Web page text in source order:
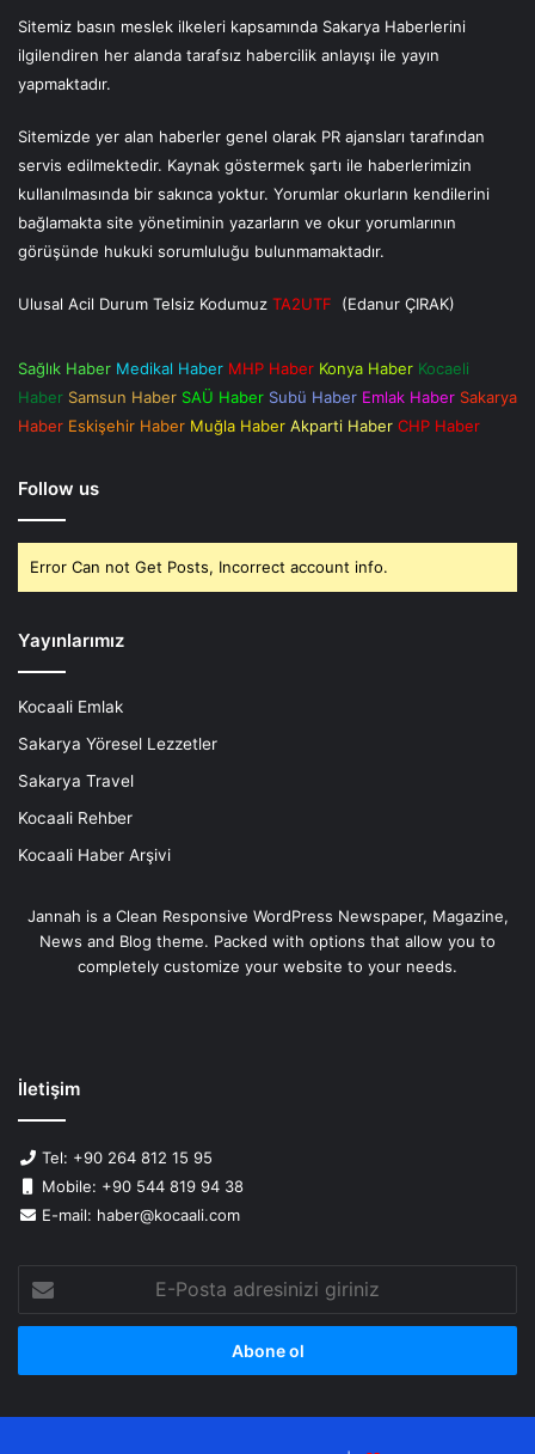
Sitemiz basın meslek ilkeleri kapsamında Sakarya Haberlerini
ilgilendiren her alanda tarafsız habercilik anlayışı ile yayın
yapmaktadır.
Sitemizde yer alan haberler genel olarak PR ajansları tarafından
servis edilmektedir. Kaynak göstermek şartı ile haberlerimizin
kullanılmasında bir sakınca yoktur. Yorumlar okurların kendilerini
bağlamakta site yönetiminin yazarların ve okur yorumlarının
görüşünde hukuki sorumluluğu bulunmamaktadır.
Ulusal Acil Durum Telsiz Kodumuz TA2UTF (Edanur ÇIRAK)
Sağlık Haber Medikal Haber MHP Haber Konya Haber Kocaeli
Haber Samsun Haber SAÜ Haber Subü Haber Emlak Haber Sakarya
Haber Eskişehir Haber Muğla Haber Akparti Haber CHP Haber
Follow us
Error Can not Get Posts, Incorrect account info.
Yayınlarımız
Kocaali Emlak
Sakarya Yöresel Lezzetler
Sakarya Travel
Kocaali Rehber
Kocaali Haber Arşivi
Jannah is a Clean Responsive WordPress Newspaper, Magazine,
News and Blog theme. Packed with options that allow you to
completely customize your website to your needs.
İletişim
Tel: +90 264 812 15 95
Mobile: +90 544 819 94 38
E-mail: haber@kocaali.com
Posta
adresinizi